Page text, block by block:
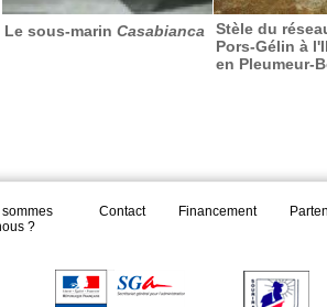
Le sous-marin Casabianca
Stèle du
Pors-Gélin à
en Pleumeur-
?
Contact Financement